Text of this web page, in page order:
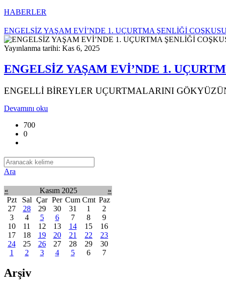
HABERLER
ENGELSİZ YAŞAM EVİ’NDE 1. UÇURTMA ŞENLİĞİ
Yayınlanma tarihi: Kas 6, 2025
ENGELSİZ YAŞAM EVİ’NDE 1.
ENGELLİ BİREYLER UÇURTMALARINI
Devamını oku
700
0
Ara
« Kasım 2025
»
Pzt
Sal Çar Per Cum Cmt Paz
27
28 29 30 31 1
2
3
4 5 6 7 8
9
10
11 12 13 14 15
16
17
18 19 20 21 22
23
24
25 26 27 28 29
30
1
2 3 4 5 6 7
Arşiv